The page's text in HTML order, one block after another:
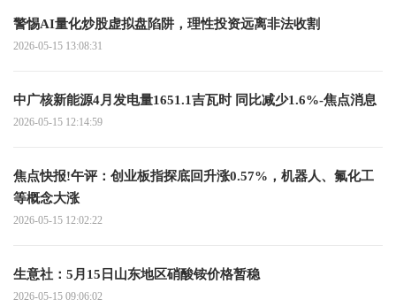
警惕AI量化炒股虚拟盘陷阱，理性投资远离非法收割
2026-05-15 13:08:31
中广核新能源4月发电量1651.1吉瓦时 同比减少1.6%-焦点消息
2026-05-15 12:14:59
焦点快报!午评：创业板指探底回升涨0.57%，机器人、氟化工
等概念大涨
2026-05-15 12:02:22
生意社：5月15日山东地区硝酸铵价格暂稳
2026-05-15 09:06:02